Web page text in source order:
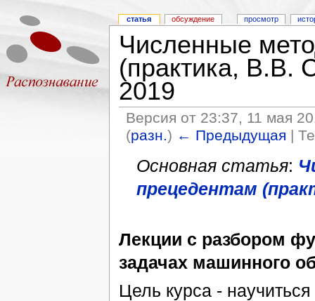
Численные
(практика, В.В.
2019
Версия от 23:37, 11 мая
(разн.) ← Предыдущая |
Основная статья:
прецедентам
Лекции с разбором
задачах машинного
Цель курса -
статья обсуждение просмотр